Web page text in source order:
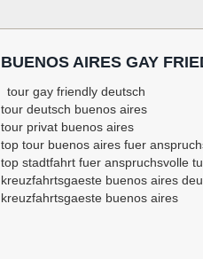
BUENOS AIRES GAY
tour gay friendly deutsch
tour deutsch buenos aires
tour privat buenos aires
top tour buenos aires fuer
top stadtfahrt fuer anspruchsvolle
kreuzfahrtsgaeste buenos aires
kreuzfahrtsgaeste buenos aires